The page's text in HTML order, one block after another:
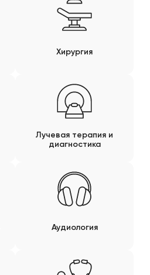
Хирургия
Лучевая терапия и
диагностика
Аудиология